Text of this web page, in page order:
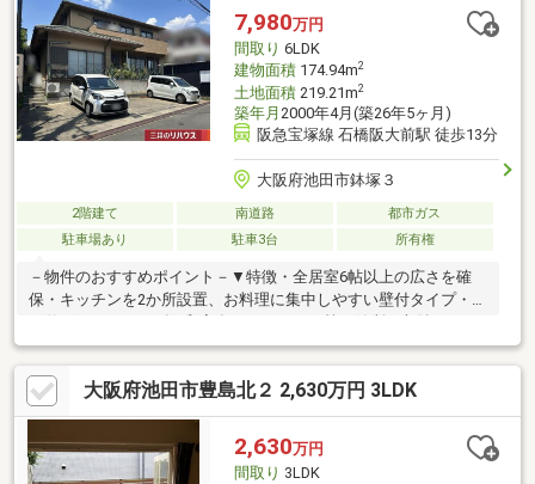
550ｍ)◇豊中春日郵便局：徒歩約10分(約800ｍ)
7,980万円
間取り 6LDK
建物面積174.94m2
土地面積219.21m2
築年月 2000年4月(築26年5ヶ月)
阪急宝塚線 石橋阪大前駅 徒歩13分
大阪府池田市鉢塚３
2階建て 南道路
都市ガス
駐車場あり
駐車3台 所有権
－物件のおすすめポイント－▼特徴・全居室6帖以上の広さを確
保・キッチンを2か所設置、お料理に集中しやすい壁付タイプ・足
スを確保・トイレは3か所、来客時もゆとりを持って使用できる設
計・2階洋室3室に面する南向きバルコニー・駐車スペース4台分
有(車種による)※容積率は前面道路幅員(4.4m)×4／10×100％に制限
※宅地造成及び特定盛土等規制法 許可対象工事を行う場合、着
手前に必ず大阪府知事の許可が必要■ ご希望の住まい探しをお手
伝いします ━━━━━・・・物件の詳細・ご相談はお気軽にお問
大阪府池田市豊島北２ 2,630万円 3LDK
2,630万円
間取り 3LDK